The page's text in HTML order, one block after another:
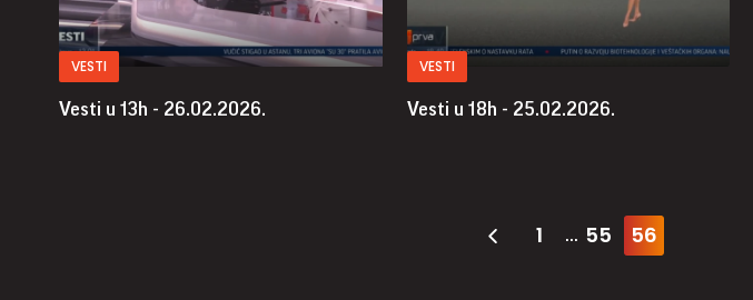
VESTI
Vesti u 13h - 26.02.2026.
VESTI
Vesti u 18h - 25.02.2026.
1 ... 55 56